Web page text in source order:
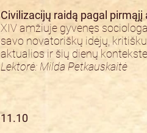
Civilizacijų raidą pagal pirmąjį
XIV amžiuje gyvenęs
savo novatoriškų idėjų,
aktualios ir šių dienų
Lektorė: Milda Petkauskaitė
11.10